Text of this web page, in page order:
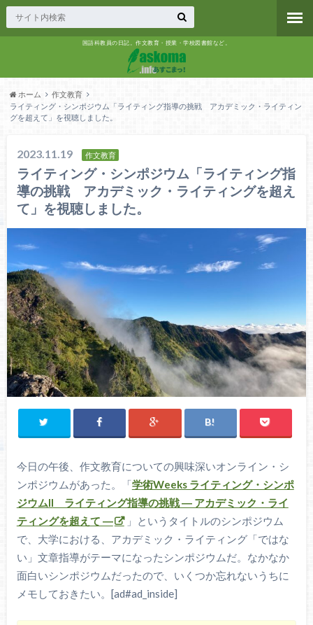
国語科教員の日記。作文教育・授業・学校図書館など。
ホーム
作文教育
ライティング・シンポジウム「ライティング指導の挑戦 アカデミック・ライティン
グを超えて」を視聴しました。
2023.11.19 作文教育
ライティング・シンポジウム「ライティング指
導の挑戦 アカデミック・ライティングを超え
て」を視聴しました。
今日の午後、作文教育についての興味深いオンライン・シ
ンポジウムがあった。「学術Weeks ライティング・シンポ
ジウムII ライティング指導の挑戦 ― アカデミック・ライ
ティングを超えて ―
」というタイトルのシンポジウム
で、大学における、アカデミック・ライティング「ではな
い」文章指導がテーマになったシンポジウムだ。なかなか
面白いシンポジウムだったので、いくつか忘れないうちに
メモしておきたい。[ad#ad_inside]